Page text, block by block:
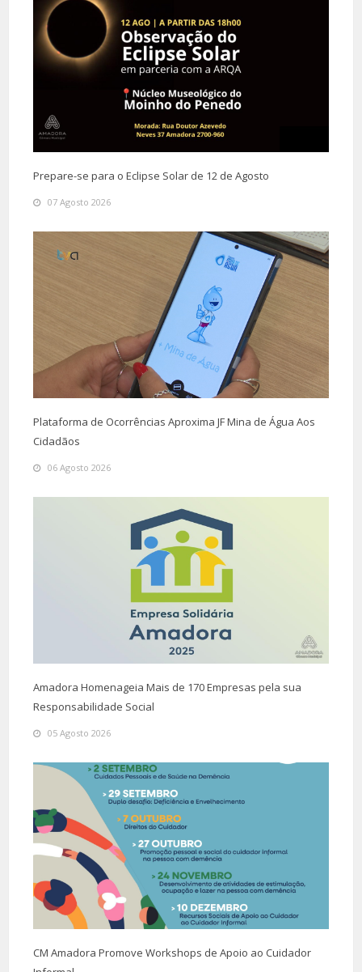
Prepare-se para o Eclipse Solar de 12 de Agosto
07 Agosto 2026
Plataforma de Ocorrências Aproxima JF Mina de Água Aos
Cidadãos
06 Agosto 2026
Amadora Homenageia Mais de 170 Empresas pela sua
Responsabilidade Social
05 Agosto 2026
CM Amadora Promove Workshops de Apoio ao Cuidador